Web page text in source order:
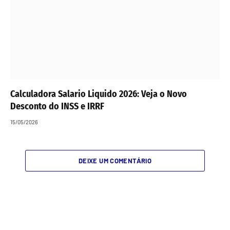
Calculadora Salario Liquido 2026: Veja o Novo
Desconto do INSS e IRRF
15/05/2026
DEIXE UM COMENTÁRIO